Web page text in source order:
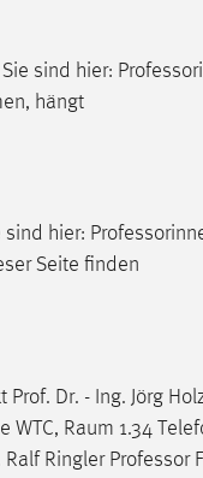
sind hier:
hängt
hier:
Seite finden
Dr. - Ing. Jörg
Raum 1.34
Ralf Ringler Professor